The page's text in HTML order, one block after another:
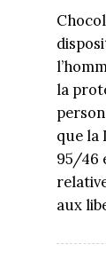
la
que la
95/46
aux